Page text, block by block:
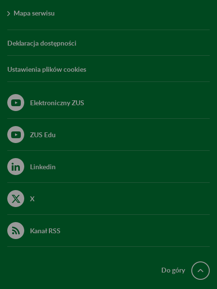
Mapa serwisu
Deklaracja dostępności
Ustawienia plików cookies
Elektroniczny ZUS
ZUS Edu
Linkedin
X
Kanał RSS
Do góry